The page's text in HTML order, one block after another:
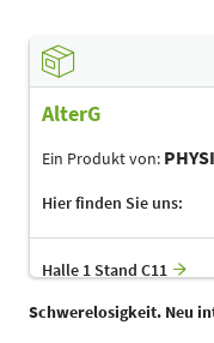
AlterG
Ein Produkt von:
Hier finden Sie uns:
Halle 1 Stand C11
Schwerelosigkeit. Neu